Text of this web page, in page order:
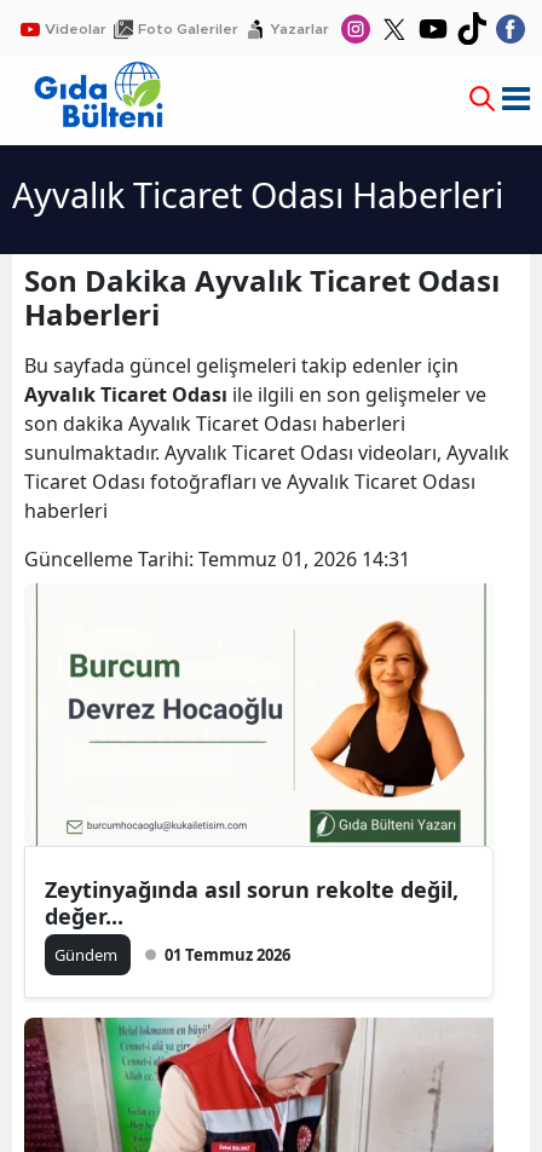
Videolar Foto Galeriler Yazarlar
Ayvalık Ticaret Odası Haberleri
Son Dakika Ayvalık Ticaret Odası
Haberleri
Bu sayfada güncel gelişmeleri takip edenler için
Ayvalık Ticaret Odası ile ilgili en son gelişmeler ve
son dakika Ayvalık Ticaret Odası haberleri
sunulmaktadır. Ayvalık Ticaret Odası videoları, Ayvalık
Ticaret Odası fotoğrafları ve Ayvalık Ticaret Odası
haberleri
Güncelleme Tarihi: Temmuz 01, 2026 14:31
Zeytinyağında asıl sorun rekolte değil,
değer...
Gündem 01 Temmuz 2026